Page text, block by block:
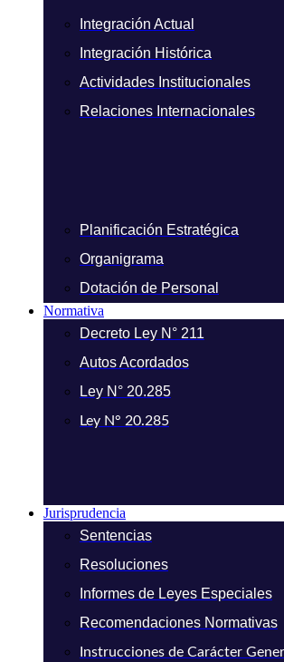
Integración Actual
Integración Histórica
Actividades Institucionales
Relaciones Internacionales
Planificación Estratégica
Organigrama
Dotación de Personal
Normativa
Decreto Ley N° 211
Autos Acordados
Ley N° 20.285
Ley N° 20.285
Jurisprudencia
Sentencias
Resoluciones
Informes de Leyes Especiales
Recomendaciones Normativas
Instrucciones de Carácter